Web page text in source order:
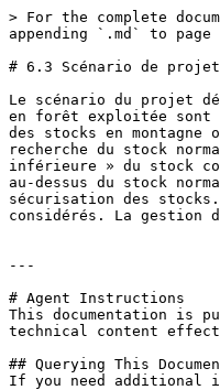
> For the complete
appending `.md` to
# 6.3 Scénario de projet
Le scénario du projet
en forêt exploitée sont
des stocks en
recherche du stock
inférieure » du stock
au-dessus du stock
sécurisation des
considérés. La gestion
---
# Agent Instructions
This documentation is
technical content
## Querying This
If you need additional